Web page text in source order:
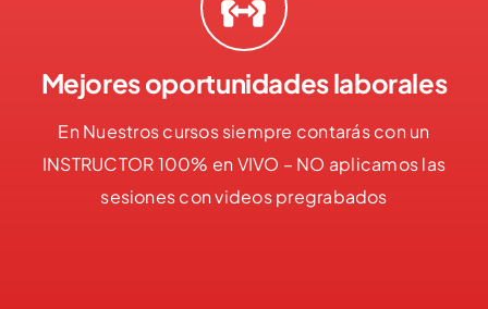
Mejores oportunidades laborales
En Nuestros cursos siempre contarás con un
INSTRUCTOR 100% en VIVO – NO aplicamos las
sesiones con videos pregrabados